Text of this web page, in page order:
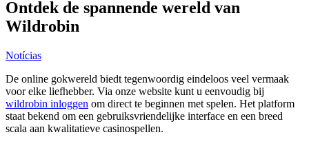
Ontdek de spannende wereld van
Wildrobin
Notícias
De online gokwereld biedt tegenwoordig eindeloos veel vermaak
voor elke liefhebber. Via onze website kunt u eenvoudig bij
wildrobin inloggen om direct te beginnen met spelen. Het platform
staat bekend om een gebruiksvriendelijke interface en een breed
scala aan kwalitatieve casinospellen.